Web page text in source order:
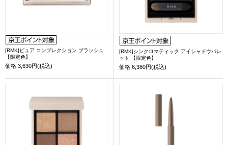
[RMK]ピュア コンプレクション ブラッシュ
【限定色】
価格 3,630円(税込)
[RMK]シンクロマティック アイシャドウパレ
ット 【限定色】
価格 6,380円(税込)